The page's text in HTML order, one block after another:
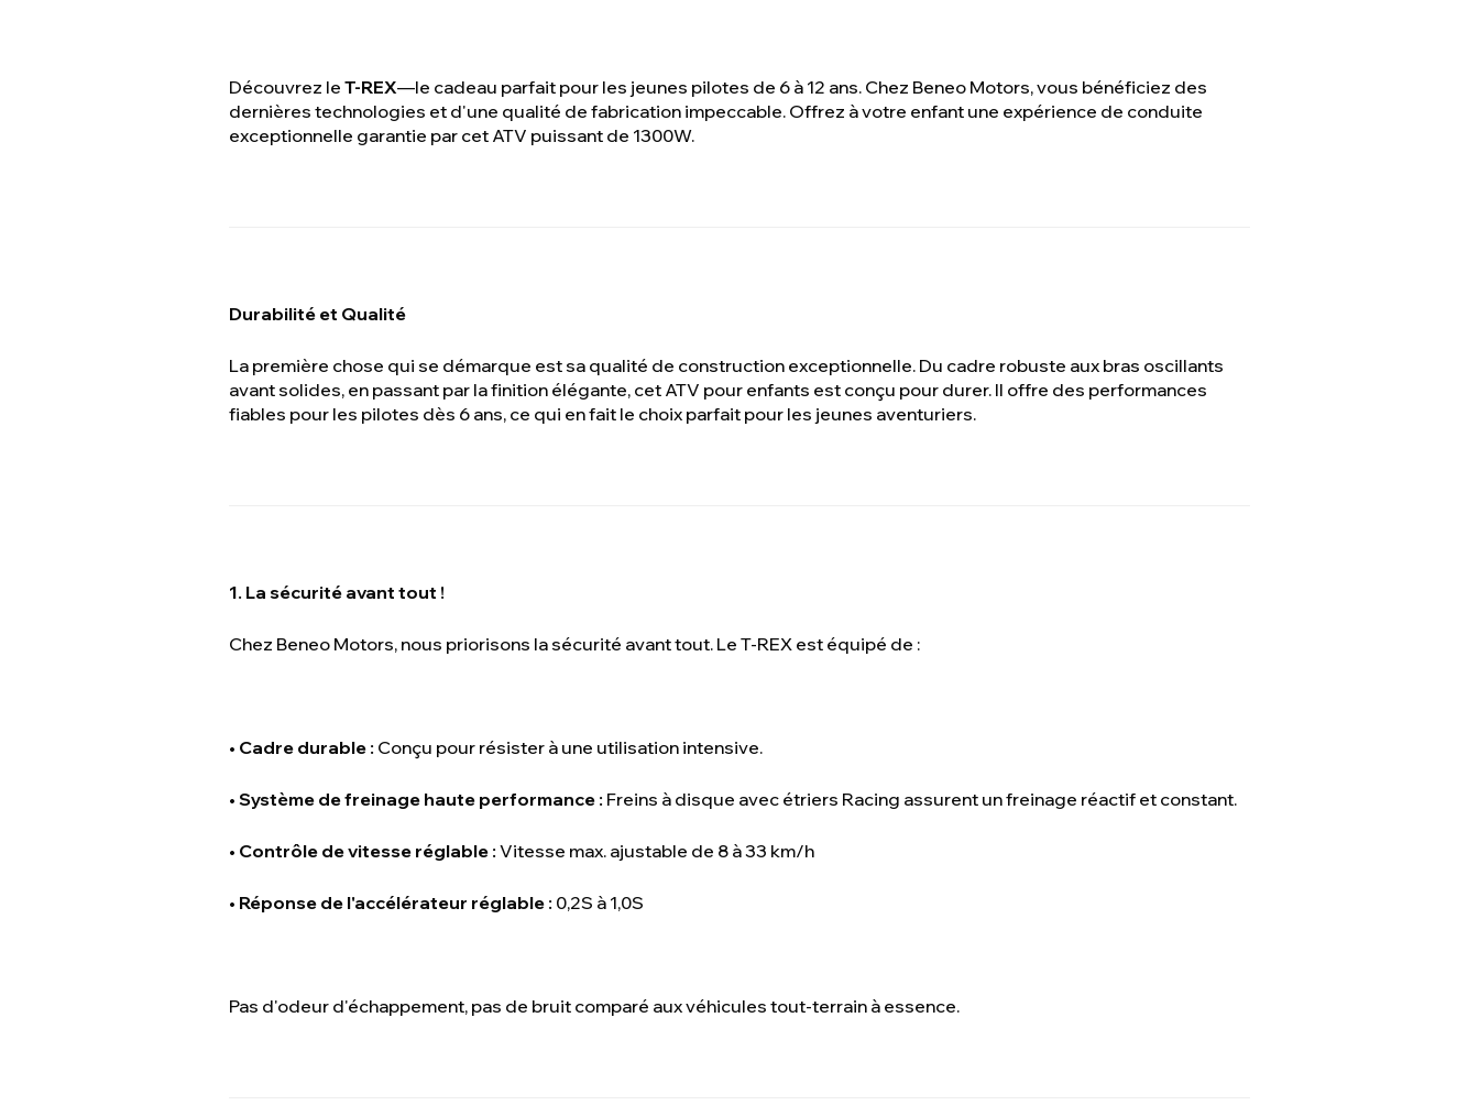
Découvrez le T-REX—le cadeau parfait pour les jeunes pilotes de 6 à 12 ans. Chez Beneo Motors, vous bénéficiez des
dernières technologies et d'une qualité de fabrication impeccable. Offrez à votre enfant une expérience de conduite
exceptionnelle garantie par cet ATV puissant de 1300W.
Durabilité et Qualité
La première chose qui se démarque est sa qualité de construction exceptionnelle. Du cadre robuste aux bras oscillants
avant solides, en passant par la finition élégante, cet ATV pour enfants est conçu pour durer. Il offre des performances
fiables pour les pilotes dès 6 ans, ce qui en fait le choix parfait pour les jeunes aventuriers.
1. La sécurité avant tout !
Chez Beneo Motors, nous priorisons la sécurité avant tout. Le T-REX est équipé de :
• Cadre durable : Conçu pour résister à une utilisation intensive.
• Système de freinage haute performance : Freins à disque avec étriers Racing assurent un freinage réactif et constant.
• Contrôle de vitesse réglable : Vitesse max. ajustable de 8 à 33 km/h
• Réponse de l'accélérateur réglable : 0,2S à 1,0S
Pas d'odeur d'échappement, pas de bruit comparé aux véhicules tout-terrain à essence.